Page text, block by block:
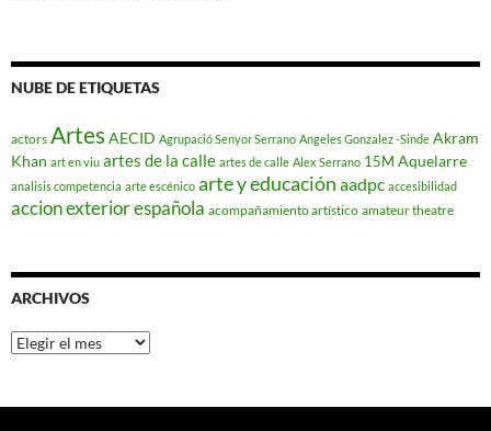
NUBE DE ETIQUETAS
actors ArtesAECID Agrupació Senyor Serrano Angeles Gonzalez -Sinde Akram
Khan art en viu artes de la calle artes de calle Alex Serrano 15M Aquelarre
analisis competencia arte escénico arte y educación aadpc accesibilidad
accion exterior española acompañamiento artístico amateur theatre
ARCHIVOS
Archivos